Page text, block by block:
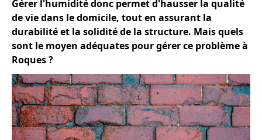
Gérer l'humidité donc permet d'hausser la qualité
de vie dans le domicile, tout en assurant la
durabilité et la solidité de la structure. Mais quels
sont le moyen adéquates pour gérer ce problème à
Roques ?